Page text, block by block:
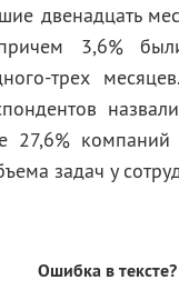
двенадцать
3,6%
трех
27,6% компаний
задач у
Ошибка в тексте?